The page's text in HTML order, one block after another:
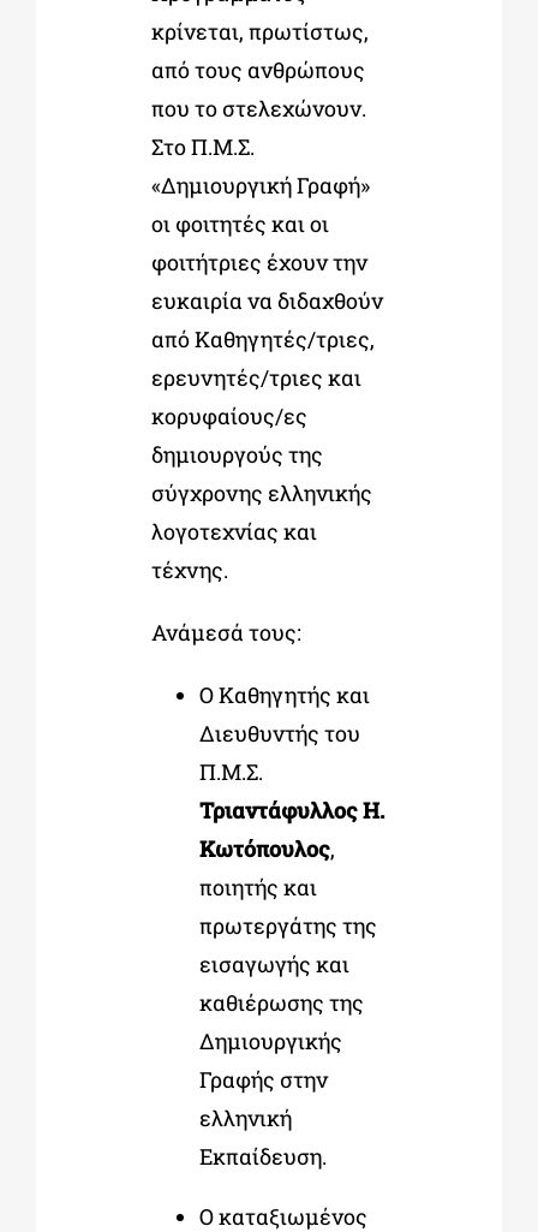
κρίνεται, πρωτίστως,
από τους ανθρώπους
που το στελεχώνουν.
Στο Π.Μ.Σ.
«Δημιουργική Γραφή»
οι φοιτητές και οι
φοιτήτριες έχουν την
ευκαιρία να διδαχθούν
από Καθηγητές/τριες,
ερευνητές/τριες και
κορυφαίους/ες
δημιουργούς της
σύγχρονης ελληνικής
λογοτεχνίας και
τέχνης.
Ανάμεσά τους:
Ο Καθηγητής και
Διευθυντής του
Π.Μ.Σ.
Τριαντάφυλλος Η.
Κωτόπουλος,
ποιητής και
πρωτεργάτης της
εισαγωγής και
καθιέρωσης της
Δημιουργικής
Γραφής στην
ελληνική
Εκπαίδευση.
Ο καταξιωμένος